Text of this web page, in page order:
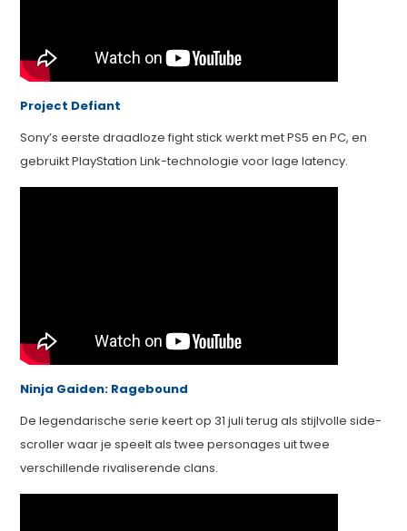
Project Defiant
Sony’s eerste draadloze fight stick werkt met PS5 en PC, en
gebruikt PlayStation Link-technologie voor lage latency.
Ninja Gaiden: Ragebound
De legendarische serie keert op 31 juli terug als stijlvolle side-
scroller waar je speelt als twee personages uit twee
verschillende rivaliserende clans.